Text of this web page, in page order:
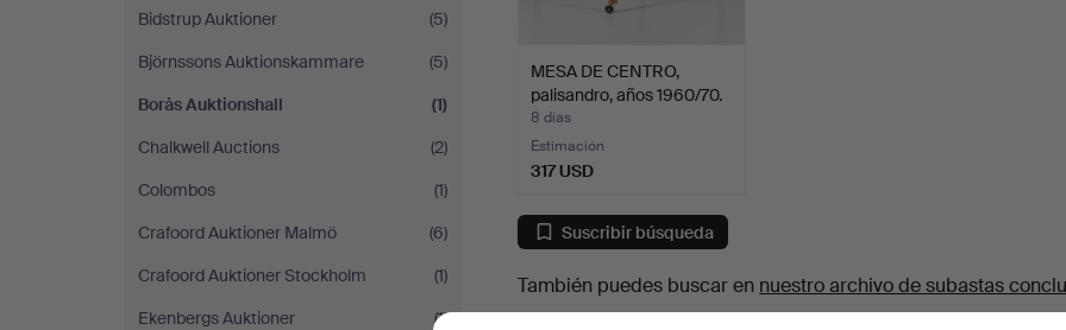
Bidstrup Auktioner
(5)
Björnssons Auktionskammare
(5)
Borås Auktionshall
(1)
Chalkwell Auctions
(2)
Colombos
(1)
Crafoord Auktioner Malmö
(6)
Crafoord Auktioner Stockholm
(1)
Ekenbergs Auktioner
(1)
MESA DE CENTRO,
palisandro, años 1960/70.
8 días
Estimación
317 USD
Suscribir búsqueda
También puedes buscar en nuestro archivo de subastas